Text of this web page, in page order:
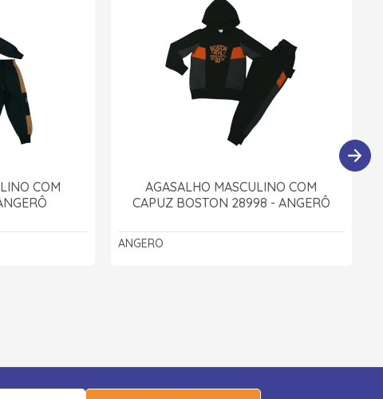
COM
AGASALHO MASCULINO COM
CAPUZ BOSTON 28998 - ANGERÔ
ANGERO